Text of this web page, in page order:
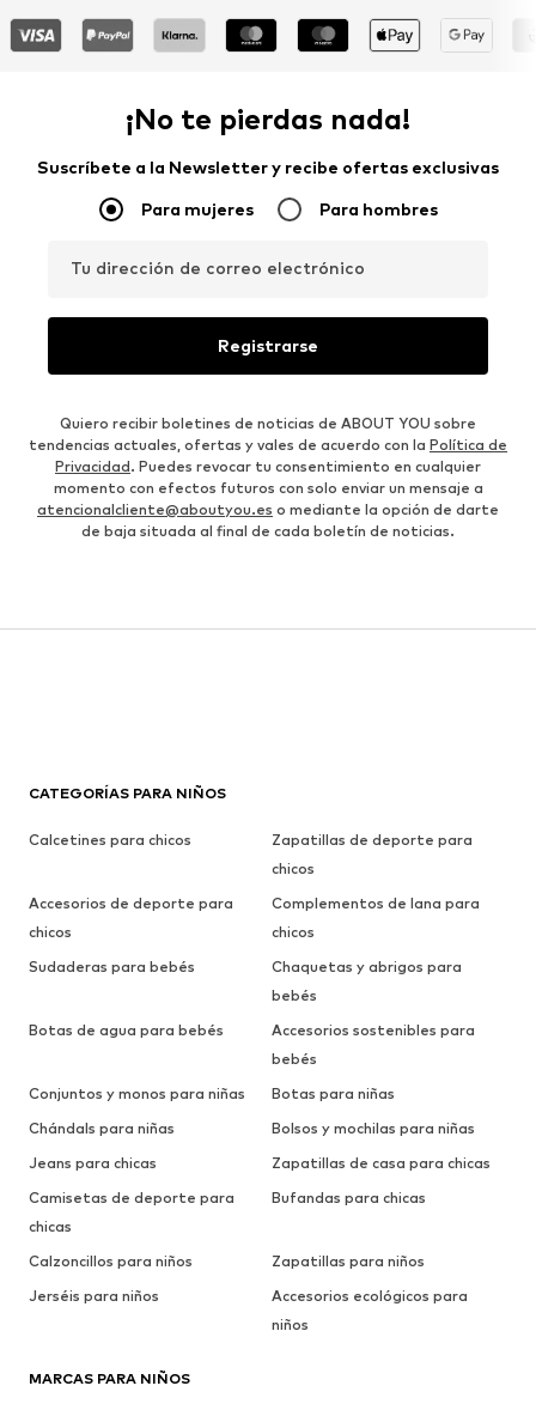
¡No te pierdas nada!
Suscríbete a la Newsletter y recibe ofertas exclusivas
Para mujeres Para hombres
Tu dirección de correo electrónico
Registrarse
Quiero recibir boletines de noticias de ABOUT YOU sobre
tendencias actuales, ofertas y vales de acuerdo con la Política de
Privacidad. Puedes revocar tu consentimiento en cualquier
momento con efectos futuros con solo enviar un mensaje a
atencionalcliente@aboutyou.es o mediante la opción de darte
de baja situada al final de cada boletín de noticias.
CATEGORÍAS PARA NIÑOS
Calcetines para chicos
Zapatillas de deporte para
chicos
Accesorios de deporte para
chicos
Complementos de lana para
chicos
Sudaderas para bebés
Chaquetas y abrigos para
bebés
Botas de agua para bebés
Accesorios sostenibles para
bebés
Conjuntos y monos para niñas
Botas para niñas
Chándals para niñas
Bolsos y mochilas para niñas
Jeans para chicas
Zapatillas de casa para chicas
Camisetas de deporte para
chicas
Bufandas para chicas
Calzoncillos para niños
Zapatillas para niños
Jerséis para niños
Accesorios ecológicos para
niños
MARCAS PARA NIÑOS